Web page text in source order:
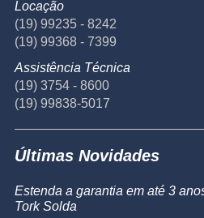
Locação
(19) 99235 - 8242
(19) 99368 - 7399
Assistência Técnica
(19) 3754 - 8600
(19) 99838-5017
Últimas Novidades
Estenda a garantia em até 3
Tork Solda